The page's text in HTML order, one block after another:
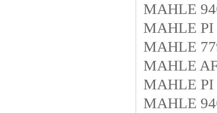
MAHLE
MAHLE PI
MAHLE
MAHLE
MAHLE PI
MAHLE